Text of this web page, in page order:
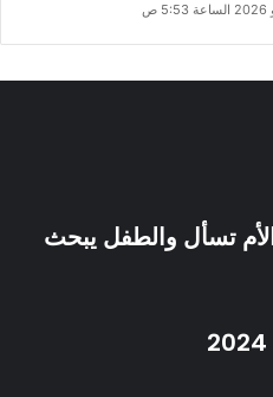
الأم تسأل والطفل يبحث